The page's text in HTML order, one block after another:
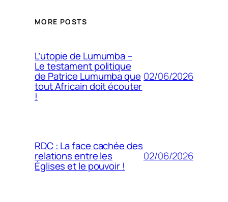
MORE POSTS
L’utopie de Lumumba –
Le testament politique
de Patrice Lumumba que
tout Africain doit écouter
!
02/06/2026
RDC : La face cachée des
relations entre les
Églises et le pouvoir !
02/06/2026